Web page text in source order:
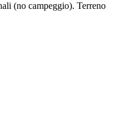
(no campeggio). Terreno